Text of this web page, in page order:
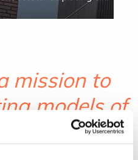
mission to
models of
by